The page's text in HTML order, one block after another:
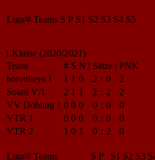
Liga/# Teams S P S1 S2 S3 S4 S5
1.Klasse (2020/2021)
Team
# S N | Sätze | PNK
hotvolleys 1
1 1 0 2 : 0
2
Sokol V/1
2 1 1 2 : 2
2
VV Döbling 1 0 0 0 0 : 0
0
VTR 1
0 0 0 0 : 0
0
VTR 2
1 0 1 0 : 2 0
Liga/# Teams S P S1 S2 S3